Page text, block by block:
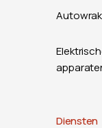
Diensten